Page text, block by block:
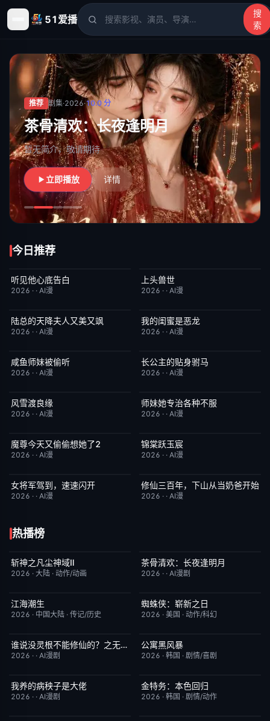
51爱播
搜
索
51爱播 - 电影、电视剧、动漫、综艺、短剧高清在线观看
推荐 剧集·2026·10.0 分
茶骨清欢：长夜逢明月
暂无简介，敬请期待
立即播放 详情
今日推荐
完结
听见他心底告白
2026 · · AI漫
完结
上头兽世
2026 · · AI漫
完结
陆总的天降夫人又美又飒
2026 · · AI漫
完结
我的闺蜜是恶龙
2026 · · AI漫
完结
咸鱼师妹被偷听
2026 · · AI漫
完结
长公主的贴身驸马
2026 · · AI漫
完结
风雪渡良缘
2026 · · AI漫
完结
师妹她专治各种不服
2026 · · AI漫
完结
魔尊今天又偷偷想她了2
2026 · · AI漫
完结
锦棠跃玉宸
2026 · · AI漫
完结
女将军驾到，速速闪开
2026 · · AI漫
完结 5.0
修仙三百年，下山从当奶爸开始
2026 · · AI漫
热播榜
更新至第09集
斩神之凡尘神域Ⅱ
2026 · 大陆 · 动作/动画
完结
茶骨清欢：长夜逢明月
2026 · · AI漫剧
更新至第24集
江海潮生
2026 · 中国大陆 · 传记/历史
TC中字
蜘蛛侠：崭新之日
2026 · 美国 · 动作/科幻
完结 5.0谁说没灵根不能修仙的？之无灵证道第五季
2026 · · AI漫剧
更新至第08集
公寓黑风暴
2026 · 韩国 · 剧情/喜剧
完结
我养的病秧子是大佬
2026 · · AI漫剧
已完结
金特务：本色回归
2026 · 韩国 · 剧情/动作